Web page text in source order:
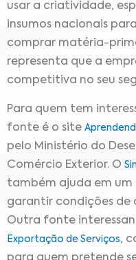
usar a criatividade,
insumos nacionais
comprar matéria-
representa que a
competitiva no seu
Para quem tem
fonte é o site
pelo Ministério do
Comércio Exterior. O
também ajuda em
garantir condições
Outra fonte
Exportação de Serviços,
para quem pretende